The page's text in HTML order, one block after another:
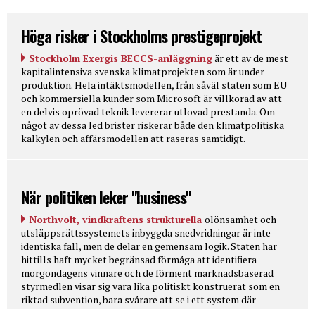
Höga risker i Stockholms prestigeprojekt
Stockholm Exergis BECCS-anläggningär ett av de mest
kapitalintensiva svenska klimatprojekten som är under
produktion. Hela intäktsmodellen, från såväl staten som EU
och kommersiella kunder som Microsoft är villkorad av att
en delvis oprövad teknik levererar utlovad prestanda. Om
något av dessa led brister riskerar både den klimatpolitiska
kalkylen och affärsmodellen att raseras samtidigt.
När politiken leker "business"
Northvolt, vindkraftens strukturella olönsamhet och
utsläppsrättssystemets inbyggda snedvridningar är inte
identiska fall, men de delar en gemensam logik. Staten har
hittills haft mycket begränsad förmåga att identifiera
morgondagens vinnare och de förment marknadsbaserad
styrmedlen visar sig vara lika politiskt konstruerat som en
riktad subvention, bara svårare att se i ett system där